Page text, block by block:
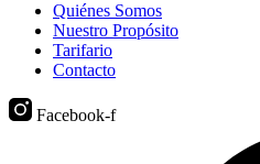
Quiénes Somos
Nuestro Propósito
Tarifario
Contacto
Facebook-f